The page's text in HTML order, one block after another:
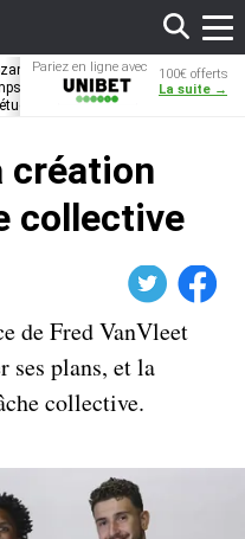
Beal,
Le
ses
Kentavious
Caldwell-
Pariez en ligne avec
100€ offerts
La suite →
création
collective
Facebook
de Fred VanVleet
ses plans, et la
collective.